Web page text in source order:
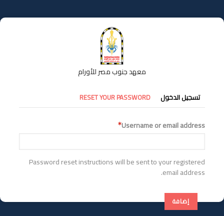
إلى
المحتوى
معهد جنوب مصر للأورام
التبويبات
الأساسية
تسجيل الدخول RESET YOUR PASSWORD
Username or email address
Password reset instructions will be sent to your registered
email address.